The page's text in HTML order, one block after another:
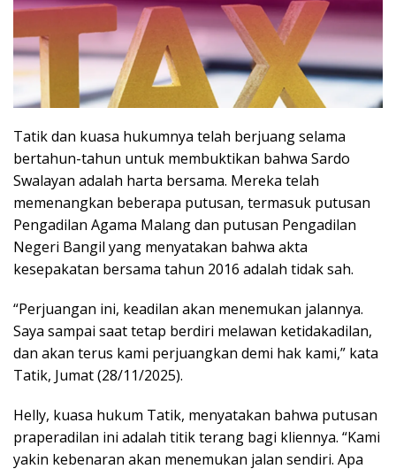
Tatik dan kuasa hukumnya telah berjuang selama
bertahun-tahun untuk membuktikan bahwa Sardo
Swalayan adalah harta bersama. Mereka telah
memenangkan beberapa putusan, termasuk putusan
Pengadilan Agama Malang dan putusan Pengadilan
Negeri Bangil yang menyatakan bahwa akta
kesepakatan bersama tahun 2016 adalah tidak sah.
“Perjuangan ini, keadilan akan menemukan jalannya.
Saya sampai saat tetap berdiri melawan ketidakadilan,
dan akan terus kami perjuangkan demi hak kami,” kata
Tatik, Jumat (28/11/2025).
Helly, kuasa hukum Tatik, menyatakan bahwa putusan
praperadilan ini adalah titik terang bagi kliennya. “Kami
yakin kebenaran akan menemukan jalan sendiri. Apa